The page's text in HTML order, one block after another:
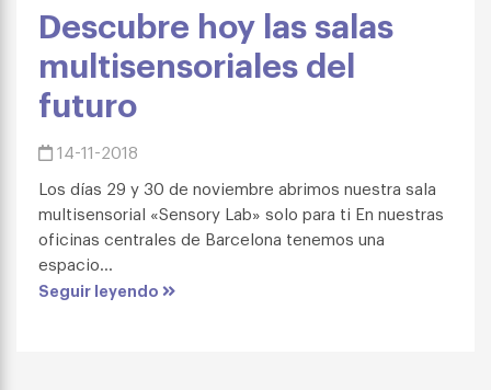
Descubre hoy las salas
multisensoriales del
futuro
14-11-2018
Los días 29 y 30 de noviembre abrimos nuestra sala
multisensorial «Sensory Lab» solo para ti En nuestras
oficinas centrales de Barcelona tenemos una
espacio...
Seguir leyendo